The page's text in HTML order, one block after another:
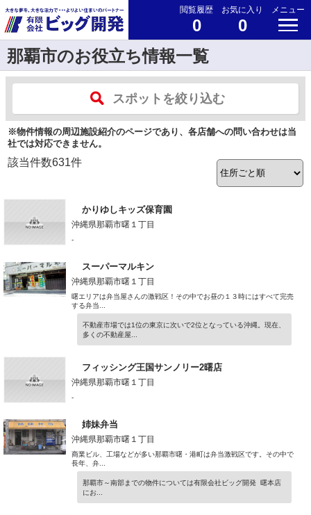
閲覧履歴
0
お気に入り
0
メニュー
那覇市のお役立ち情報一覧
スポットを絞り込む
※物件情報の周辺施設紹介のページであり、各店舗への問い合わせは当
社では対応できません。
該当件数631件
かりゆしキッズ保育園
沖縄県那覇市曙１丁目
-
スーパーマルキン
沖縄県那覇市曙１丁目
曙エリアは弁当屋さんの激戦区！その中でお昼の１３時にはすべて完売
する弁当...
不動産市場では1位の東京に次いで2位となっている沖縄。現在、
多くの不動産屋...
フィッシング王国サンノリー2曙店
沖縄県那覇市曙１丁目
-
姉妹弁当
沖縄県那覇市曙１丁目
商業ビル、工場などが多い那覇市曙・港町は弁当激戦区です。その中で
長年、弁...
那覇市～南部までの物件については有限会社ビッグ開発 曙本店
にお...